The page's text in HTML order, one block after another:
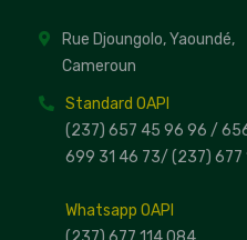
Rue Djoungolo, Yaoundé,
Cameroun
Standard OAPI
(237) 657 45 96 96 /
699 31 46 73/ (237) 677
Whatsapp OAPI